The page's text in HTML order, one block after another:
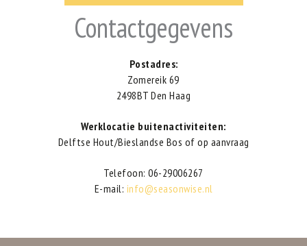
Contactgegevens
Postadres:
Zomereik 69
2498BT Den Haag
Werklocatie buitenactiviteiten:
Delftse Hout/Bieslandse Bos of op aanvraag
Telefoon: 06-29006267
E-mail: info@seasonwise.nl